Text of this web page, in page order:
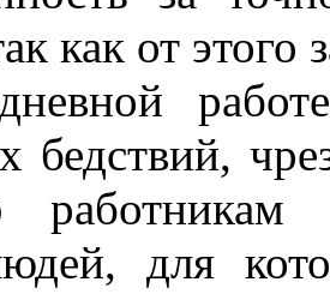
как от этого
бедствий,
для